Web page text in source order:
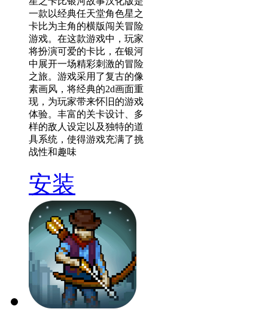
一款以经典任天堂角色星之
卡比为主角的横版闯关冒险
游戏。在这款游戏中，玩家
将扮演可爱的卡比，在银河
中展开一场精彩刺激的冒险
之旅。游戏采用了复古的像
素画风，将经典的2d画面重
现，为玩家带来怀旧的游戏
体验。丰富的关卡设计、多
样的敌人设定以及独特的道
具系统，使得游戏充满了挑
战性和趣味
安装